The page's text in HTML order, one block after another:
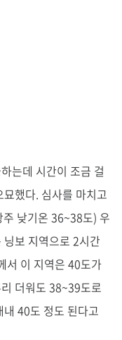
는데 시간이 조금 걸
했다. 심사를 마치고
낮기온 36~38도) 우
보 지역으로 2시간
서 이 지역은 40도가
더워도 38~39도로
40도 정도 된다고